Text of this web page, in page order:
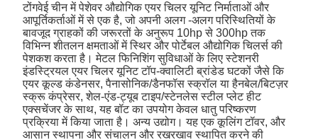
टोंगवेई चीन में पेशेवर औद्योगिक एयर चिलर यूनिट निर्माताओं और
आपूर्तिकर्ताओं में से एक है, जो अपनी अलग -अलग परिस्थितियों के
बावजूद ग्राहकों की जरूरतों के अनुरूप 10hp से 300hp तक
विभिन्न शीतलन क्षमताओं में स्थिर और पोर्टेबल औद्योगिक चिलर्स की
पेशकश करता है। मेटल फिनिशिंग सुविधाओं के लिए स्टेशनरी
इंडस्ट्रियल एयर चिलर यूनिट टॉप-क्वालिटी ब्रांडेड घटकों जैसे कि
एयर कूल्ड कंडेनसर, पैनासोनिक/डैनफॉस स्क्रॉल या हैनबेल/बिटज़र
स्क्रू कंप्रेसर, शेल-एंड-ट्यूब टाइप/स्टेनलेस स्टील प्लेट हीट
एक्सचेंजर के साथ, यह बॉट का उपयोग केवल धातु परिष्करण
प्रक्रिया में किया जाता है। अन्य उद्योग। यह एक कूलिंग टॉवर, और
आसान स्थापना और संचालन और रखरखाव स्थापित करने की